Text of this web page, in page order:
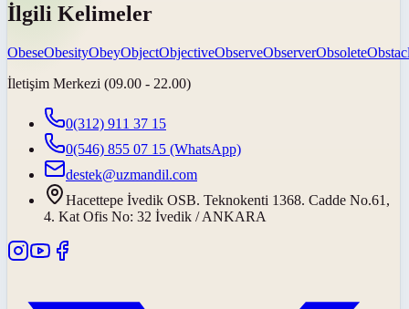
İlgili Kelimeler
ObeseObesityObeyObjectObjectiveObserveObserverObsolete
İletişim Merkezi (09.00 - 22.00)
0(312) 911 37 15
0(546) 855 07 15 (WhatsApp)
destek@uzmandil.com
Hacettepe İvedik OSB. Teknokenti 1368. Cadde No.61,
4. Kat Ofis No: 32 İvedik / ANKARA